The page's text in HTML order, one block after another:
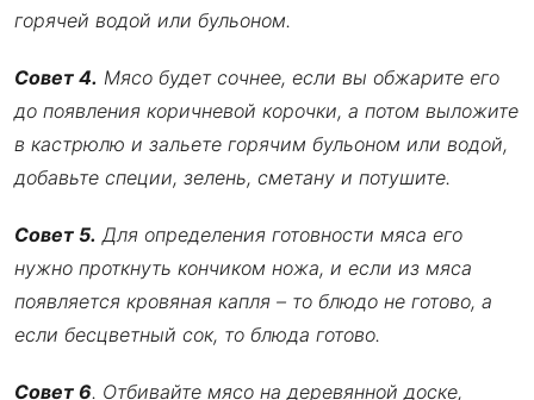
горячей водой или бульоном.
Совет 4. Мясо будет сочнее, если вы обжарите его
до появления коричневой корочки, а потом выложите
в кастрюлю и зальете горячим бульоном или водой,
добавьте специи, зелень, сметану и потушите.
Совет 5. Для определения готовности мяса его
нужно проткнуть кончиком ножа, и если из мяса
появляется кровяная капля – то блюдо не готово, а
если бесцветный сок, то блюда готово.
Совет 6. Отбивайте мясо на деревянной доске,